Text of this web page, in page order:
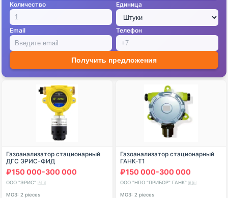
Количество Единица
Email Телефон
Получить предложения
Газоанализатор стационарный
ДГС ЭРИС-ФИД
₽150 000-300 000
ООО "ЭРИС" 🇷🇺
МОЗ: 2 pieces
Газоанализатор стационарный
ГАНК-Т1
₽150 000-300 000
ООО "НПО "ПРИБОР" ГАНК" 🇷🇺
МОЗ: 2 pieces